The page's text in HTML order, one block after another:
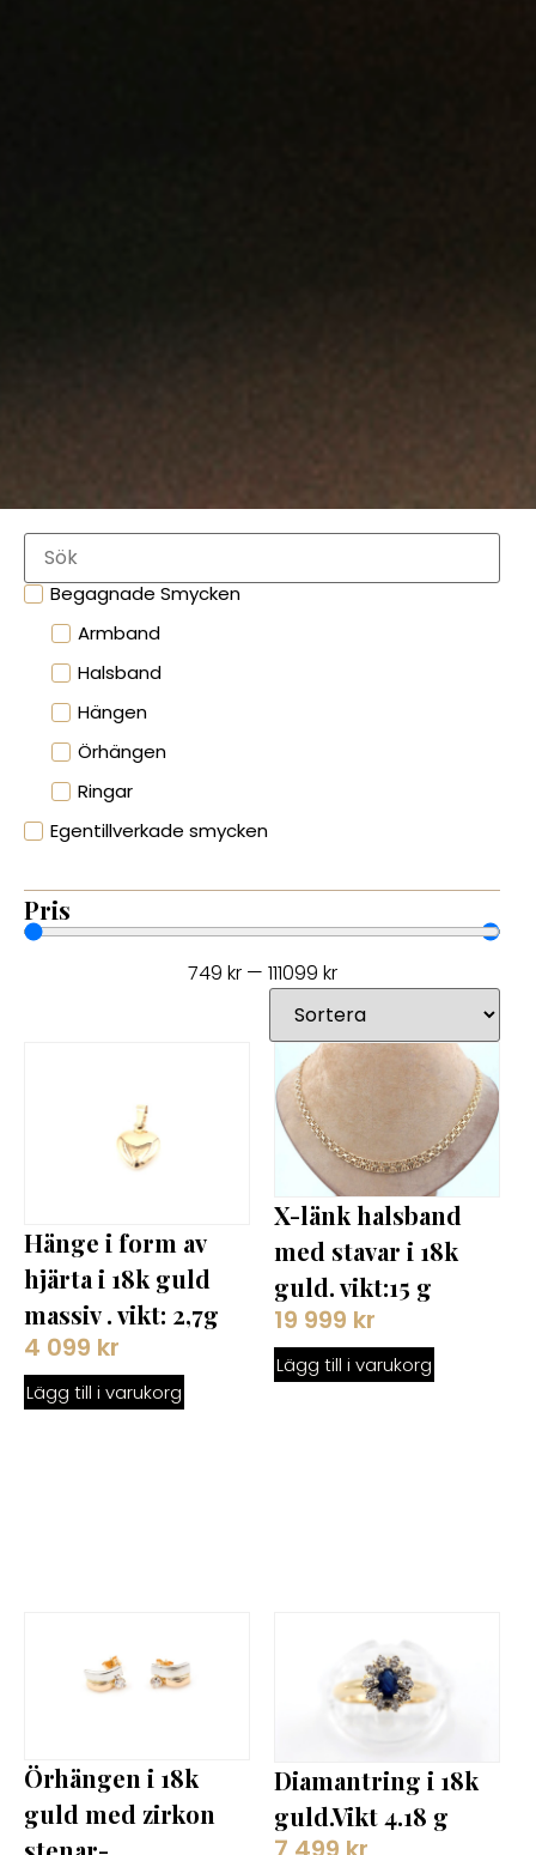
Begagnade Smycken
Armband
Halsband
Hängen
Örhängen
Ringar
Egentillverkade smycken
Pris
749 kr— 111099 kr
Hänge i form av
hjärta i 18k guld
massiv . vikt: 2,7g
4 099 kr
Lägg till i varukorg
X-länk halsband
med stavar i 18k
guld. vikt:15 g
19 999 kr
Lägg till i varukorg
Örhängen i 18k
guld med zirkon
Diamantring i 18k
guld.Vikt 4.18 g